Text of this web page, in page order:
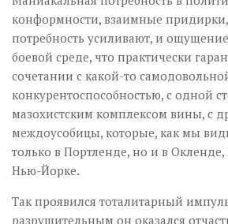
конформности, взаимные
потребность усиливают, и
боевой среде, что практически
сочетании с какой-то
конкурентоспособностью, с одной
мазохистским комплексом вины, с
междоусобицы, которые, как мы
только в Портленде, но и в
Нью-Йорке.
Так проявился тоталитарный
разрушительным он оказался